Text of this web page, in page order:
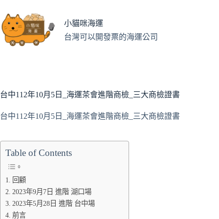
至
主
要
小貓咪海運
台灣可以開發票的海運公司
台中112年10月5日_海運茶會進階商檢_三大商檢證書
台中112年10月5日_海運茶會進階商檢_三大商檢證書
Table of Contents
回顧
2023年9月7日 進階 湖口場
2023年5月28日 進階 台中場
前言